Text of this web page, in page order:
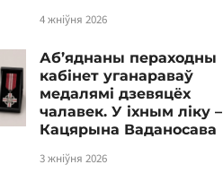
4 жніўня 2026
Аб’яднаны пераходны
кабінет уганараваў
медалямі дзевяцёх
чалавек. У іхным ліку –
Кацярына Ваданосава
3 жніўня 2026